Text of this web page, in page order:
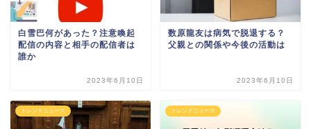
白雪巴何があった？注意喚起
配信の内容と相手の配信者は
誰か
2023年6月10日
数原龍友は病気で脱退する？
父親との関係や今後の活動は
2023年6月10日
トレンドニュース トレンドニュース